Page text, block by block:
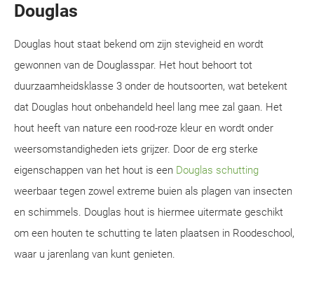
Douglas
Douglas hout staat bekend om zijn stevigheid en wordt
gewonnen van de Douglasspar. Het hout behoort tot
duurzaamheidsklasse 3 onder de houtsoorten, wat betekent
dat Douglas hout onbehandeld heel lang mee zal gaan. Het
hout heeft van nature een rood-roze kleur en wordt onder
weersomstandigheden iets grijzer. Door de erg sterke
eigenschappen van het hout is een Douglas schutting
weerbaar tegen zowel extreme buien als plagen van insecten
en schimmels. Douglas hout is hiermee uitermate geschikt
om een houten te schutting te laten plaatsen in Roodeschool,
waar u jarenlang van kunt genieten.